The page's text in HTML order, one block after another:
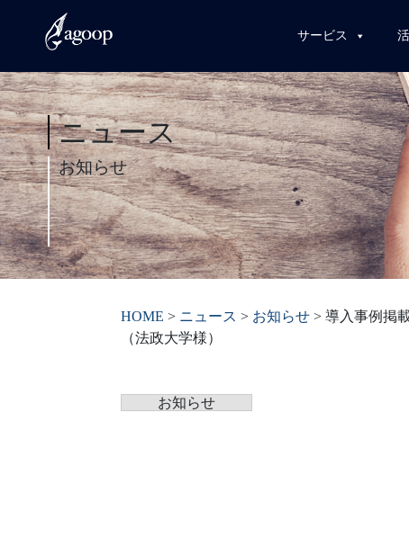
サービス
ニュース
お知らせ
HOME > ニュース > お知らせ >導入事例掲
（法政大学様）
お知らせ